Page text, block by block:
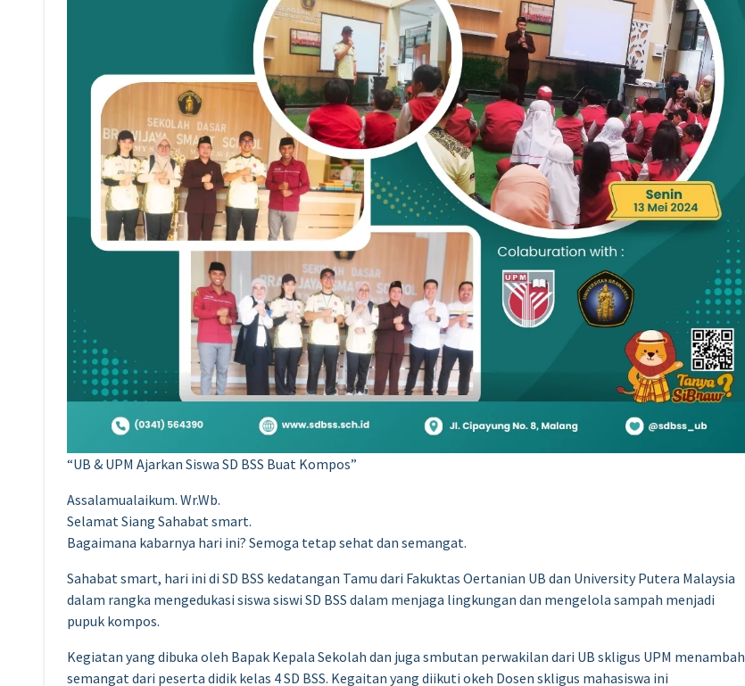
“UB & UPM Ajarkan Siswa SD BSS Buat Kompos”
Assalamualaikum. Wr.Wb.
Selamat Siang Sahabat smart.
Bagaimana kabarnya hari ini? Semoga tetap sehat dan semangat.
Sahabat smart, hari ini di SD BSS kedatangan Tamu dari Fakuktas Oertanian UB dan University Putera Malaysia
dalam rangka mengedukasi siswa siswi SD BSS dalam menjaga lingkungan dan mengelola sampah menjadi
pupuk kompos.
Kegiatan yang dibuka oleh Bapak Kepala Sekolah dan juga smbutan perwakilan dari UB skligus UPM menambah
semangat dari peserta didik kelas 4 SD BSS. Kegaitan yang diikuti okeh Dosen skligus mahasiswa ini